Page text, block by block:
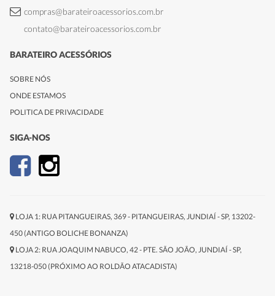
compras@barateiroacessorios.com.br
contato@barateiroacessorios.com.br
BARATEIRO ACESSÓRIOS
SOBRE NÓS
ONDE ESTAMOS
POLITICA DE PRIVACIDADE
SIGA-NOS
LOJA 1: RUA PITANGUEIRAS, 369 - PITANGUEIRAS, JUNDIAÍ - SP, 13202-
450 (ANTIGO BOLICHE BONANZA)
LOJA 2: RUA JOAQUIM NABUCO, 42 - PTE. SÃO JOÃO, JUNDIAÍ - SP,
13218-050 (PRÓXIMO AO ROLDÃO ATACADISTA)